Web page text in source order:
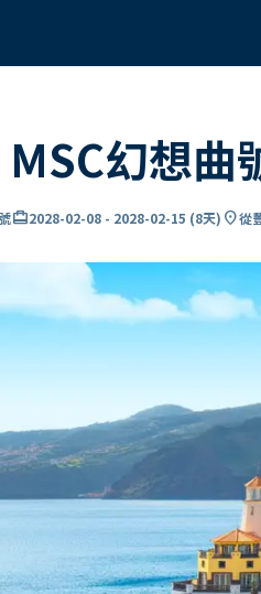
幻想曲
card_travel2028-02-08 - 2028-02-15 (8天) location_on從